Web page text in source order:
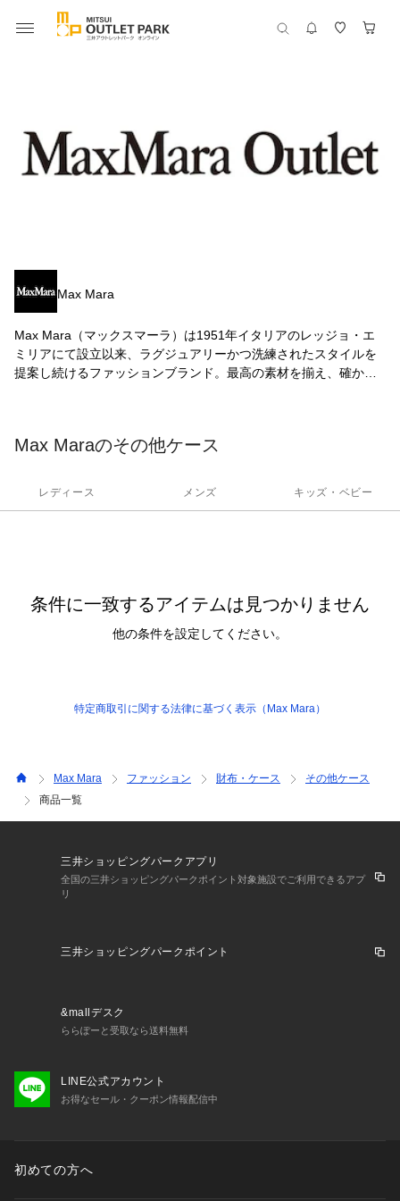
Max Mara
Max Mara（マックスマーラ）は1951年イタリアのレッジョ・エ
ミリアにて設立以来、ラグジュアリーかつ洗練されたスタイルを
提案し続けるファッションブランド。最高の素材を揃え、確かな
Max Maraのその他ケース
レディース メンズ キッズ・ベビー
条件に一致するアイテムは見つかりません
他の条件を設定してください。
特定商取引に関する法律に基づく表示（Max Mara）
Max Mara ファッション 財布・ケース
その他ケース
商品一覧
三井ショッピングパークアプリ
全国の三井ショッピングパークポイント対象施設でご利用できるアプ
リ
三井ショッピングパークポイント
&mallデスク
ららぽーと受取なら送料無料
LINE公式アカウント
お得なセール・クーポン情報配信中
初めての方へ